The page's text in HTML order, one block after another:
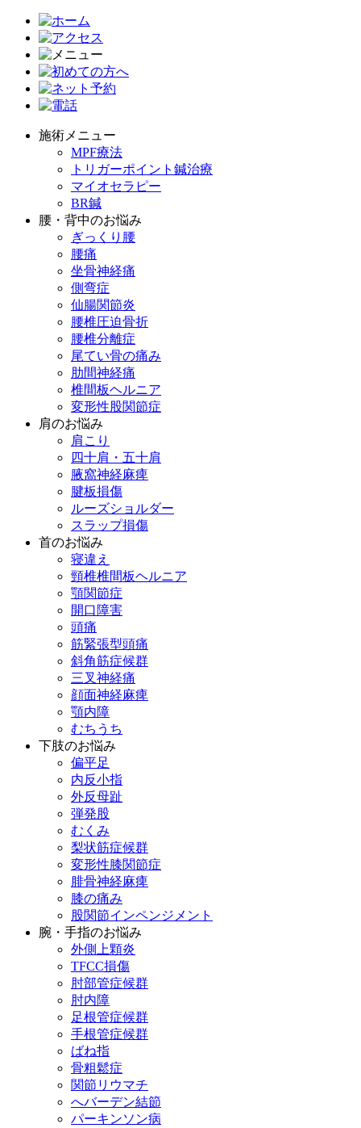
施術メニュー
MPF療法
トリガーポイント鍼治療
マイオセラピー
BR鍼
腰・背中のお悩み
ぎっくり腰
腰痛
坐骨神経痛
側弯症
仙腸関節炎
腰椎圧迫骨折
腰椎分離症
尾てい骨の痛み
肋間神経痛
椎間板ヘルニア
変形性股関節症
肩のお悩み
肩こり
四十肩・五十肩
腋窩神経麻痺
腱板損傷
ルーズショルダー
スラップ損傷
首のお悩み
寝違え
頸椎椎間板ヘルニア
顎関節症
開口障害
頭痛
筋緊張型頭痛
斜角筋症候群
三叉神経痛
顔面神経麻痺
顎内障
むちうち
下肢のお悩み
偏平足
内反小指
外反母趾
弾発股
むくみ
梨状筋症候群
変形性膝関節症
腓骨神経麻痺
膝の痛み
股関節インペンジメント
腕・手指のお悩み
外側上顆炎
TFCC損傷
肘部管症候群
肘内障
足根管症候群
手根管症候群
ばね指
骨粗鬆症
関節リウマチ
へバーデン結節
パーキンソン病